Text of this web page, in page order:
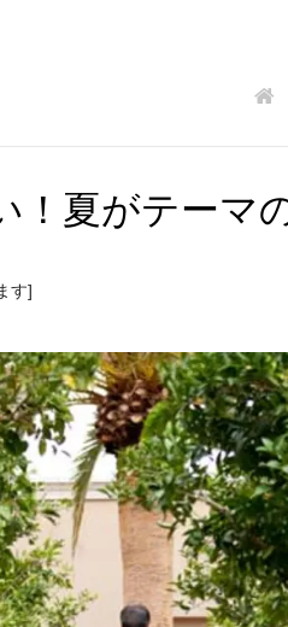
！夏がテーマ
す]